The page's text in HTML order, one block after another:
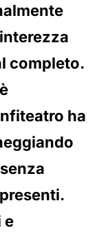
completo.
ha
e